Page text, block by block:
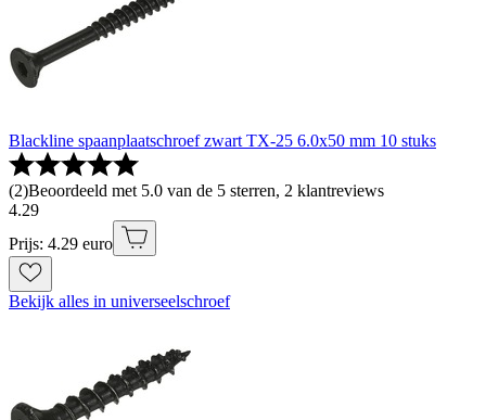
Blackline spaanplaatschroef zwart TX-25 6.0x50 mm 10 stuks
(2)Beoordeeld met 5.0 van de 5 sterren, 2 klantreviews
4.29
Prijs: 4.29 euro
Bekijk alles in universeelschroef